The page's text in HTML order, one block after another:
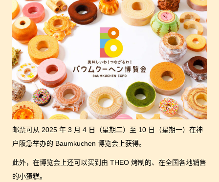
邮票可从 2025 年 3 月 4 日（星期二）至 10 日（星期一）在神
户阪急举办的 Baumkuchen 博览会上获得。
此外，在博览会上还可以买到由 THEO 烤制的、在全国各地销售
的小蛋糕。